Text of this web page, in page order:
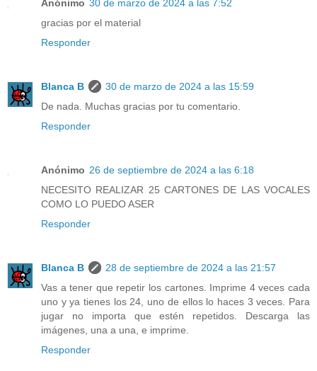
Anónimo 30 de marzo de 2024 a las 7:52
gracias por el material
Responder
Blanca B
30 de marzo de 2024 a las 15:59
De nada. Muchas gracias por tu comentario.
Responder
Anónimo 26 de septiembre de 2024 a las 6:18
NECESITO REALIZAR 25 CARTONES DE LAS VOCALES
COMO LO PUEDO ASER
Responder
Blanca B
28 de septiembre de 2024 a las 21:57
Vas a tener que repetir los cartones. Imprime 4 veces cada
uno y ya tienes los 24, uno de ellos lo haces 3 veces. Para
jugar no importa que estén repetidos. Descarga las
imágenes, una a una, e imprime.
Responder